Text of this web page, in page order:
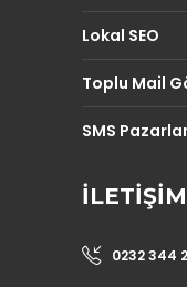
Lokal SEO
Toplu Mail
SMS
İLETIŞIM
0232 344